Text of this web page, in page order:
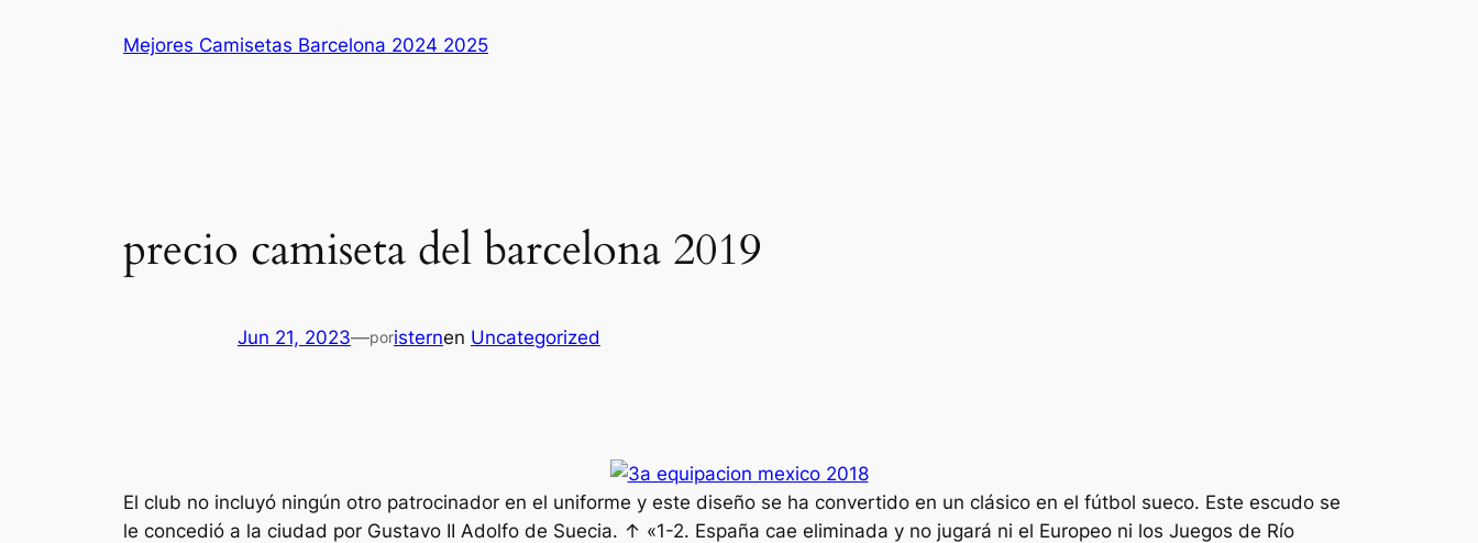
Mejores Camisetas Barcelona 2024 2025
precio camiseta del barcelona 2019
Jun 21, 2023—poristernen Uncategorized
El club no incluyó ningún otro patrocinador en el uniforme y este diseño se ha convertido en un clásico en el fútbol sueco. Este escudo se
le concedió a la ciudad por Gustavo II Adolfo de Suecia. ↑ «1-2. España cae eliminada y no jugará ni el Europeo ni los Juegos de Río